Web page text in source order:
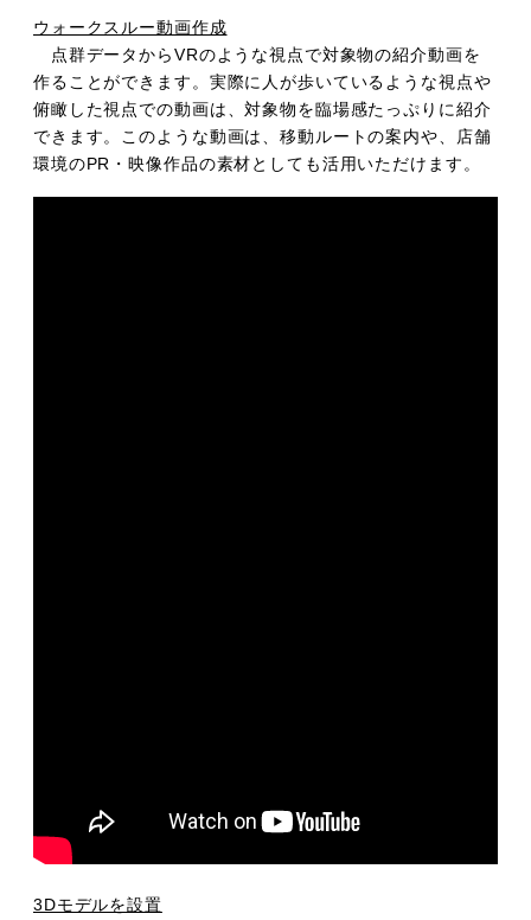
ウォークスルー動画作成
点群データからVRのような視点で対象物の紹介動画を
作ることができます。実際に人が歩いているような視点や
俯瞰した視点での動画は、対象物を臨場感たっぷりに紹介
できます。このような動画は、移動ルートの案内や、店舗
環境のPR・映像作品の素材としても活用いただけます。
3Dモデルを設置